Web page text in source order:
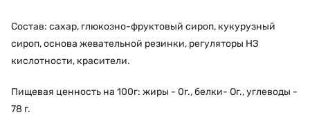
Состав: сахар, глюкозно-фруктовый сироп, кукурузный
сироп, основа жевательной резинки, регуляторы НЗ
кислотности, красители.
Пищевая ценность на 100г: жиры - 0г., белки- Ог., углеводы -
78 г.